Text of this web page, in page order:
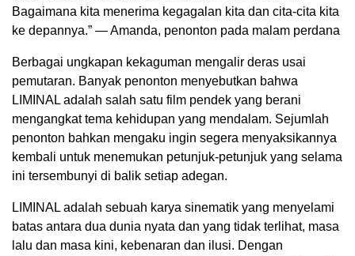
Bagaimana kita menerima kegagalan kita dan cita-cita kita
ke depannya.” — Amanda, penonton pada malam perdana
Berbagai ungkapan kekaguman mengalir deras usai
pemutaran. Banyak penonton menyebutkan bahwa
LIMINAL adalah salah satu film pendek yang berani
mengangkat tema kehidupan yang mendalam. Sejumlah
penonton bahkan mengaku ingin segera menyaksikannya
kembali untuk menemukan petunjuk-petunjuk yang selama
ini tersembunyi di balik setiap adegan.
LIMINAL adalah sebuah karya sinematik yang menyelami
batas antara dua dunia nyata dan yang tidak terlihat, masa
lalu dan masa kini, kebenaran dan ilusi. Dengan